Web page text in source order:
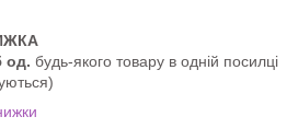
од. будь-якого товару в одній посилці